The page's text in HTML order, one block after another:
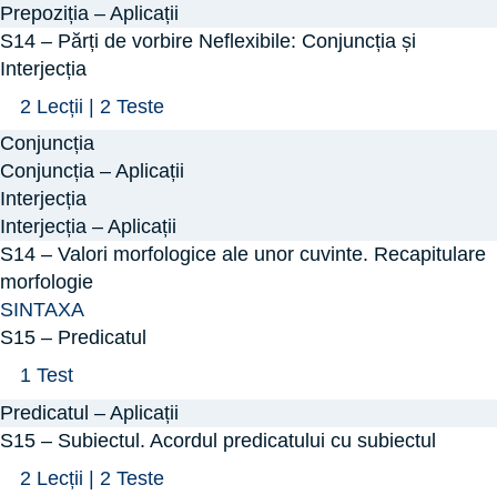
vorbire
Neflexibile:
Adverbul,
Prepoziția
Prepoziția – Aplicații
S14 – Părți de vorbire Neflexibile: Conjuncția și
Interjecția
Arată
S14
–
Părți
de
vorbire
Neflexibile:
Conjuncția
și
2 Lecții
2 Teste
Conjuncția
Conjuncția – Aplicații
Interjecția
Interjecția – Aplicații
S14 – Valori morfologice ale unor cuvinte. Recapitulare
morfologie
SINTAXA
S15 – Predicatul
Arată
S15
–
Predicatul
1 Test
Predicatul – Aplicații
S15 – Subiectul. Acordul predicatului cu subiectul
Arată
S15
2 Lecții | 2 Teste